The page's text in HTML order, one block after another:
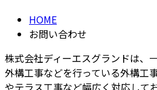
HOME
お問い合わせ
株式会社ディーエスグランドは、
外構工事などを行っている外構工
やテラス工事など幅広く対応してお